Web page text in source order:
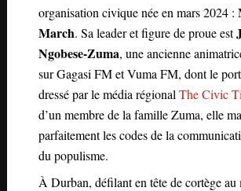
organisation civique née en mars 2024 :
March. Sa leader et figure de proue est
Ngobese-Zuma, une ancienne
sur Gagasi FM et Vuma FM, dont le
dressé par le média régional The Civic
d’un membre de la famille Zuma, elle
parfaitement les codes de la
du populisme.
À Durban, défilant en tête de cortège au